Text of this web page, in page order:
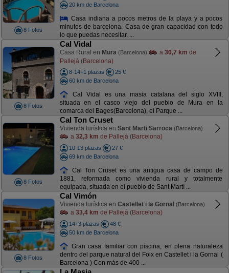
8 Fotos
20 km de Barcelona
Casa indiana a pocos metros de la playa y a pocos
minutos de barcelona. Casa de gran capacidad con todo
lo que puedas necesitar. ...
8 Fotos
Cal Vidal
Casa Rural en Mura (Barcelona) a 30,7 km de
Pallejà (Barcelona)
8-14+1 plazas
25 €
60 km de Barcelona
Cal Vidal es una masia catalana del siglo XVIII,
situada en el casco viejo del pueblo de Mura en la
comarca del Bages(Barcelona), el Parque ...
8 Fotos
Cal Ton Cruset
Vivienda turística en Sant Marti Sarroca (Barcelona)
a 32,3 km de Pallejà (Barcelona)
10-13 plazas
27 €
69 km de Barcelona
Cal Ton Cruset es una antigua casa de campo de
1881, reformada como vivienda rural y totalmente
equipada, situada en el pueblo de Sant Martí ...
8 Fotos
Cal Vimón
Vivienda turística en Castellet i la Gornal (Barcelona)
a 33,4 km de Pallejà (Barcelona)
14+3 plazas
48 €
50 km de Barcelona
Gran casa familiar con piscina, en plena naturaleza
dentro del parque natural del Foix en Castellet i la Gornal (
Barcelona ) Con más de 400 ...